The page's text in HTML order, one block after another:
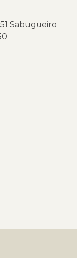
Sabugueiro